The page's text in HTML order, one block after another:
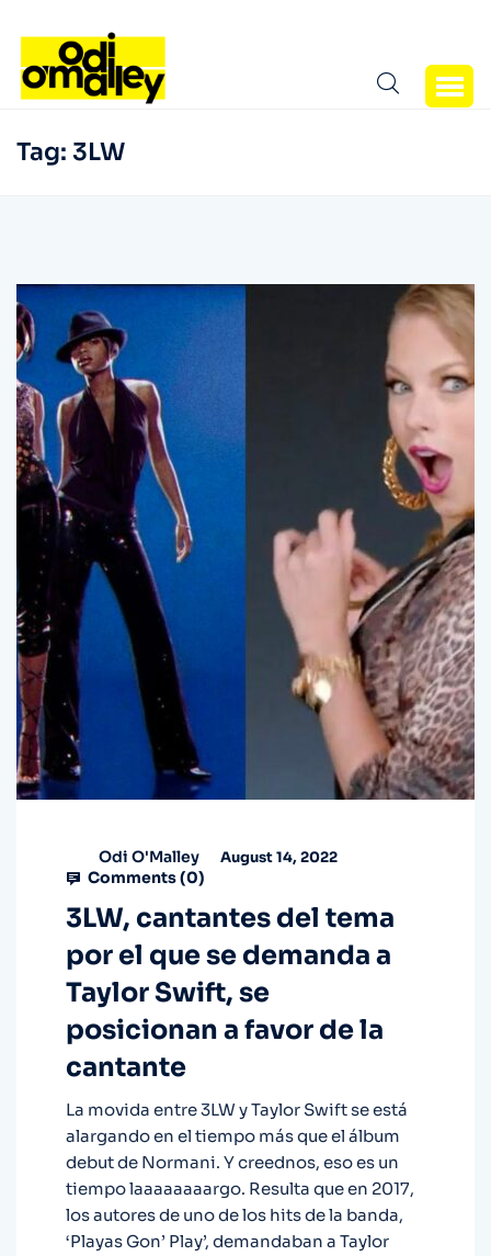
Tag: 3LW
Odi O'Malley August 14, 2022
Comments (0)
3LW, cantantes del tema
por el que se demanda a
Taylor Swift, se
posicionan a favor de la
cantante
La movida entre 3LW y Taylor Swift se está
alargando en el tiempo más que el álbum
debut de Normani. Y creednos, eso es un
tiempo laaaaaaaargo. Resulta que en 2017,
los autores de uno de los hits de la banda,
‘Playas Gon’ Play’, demandaban a Taylor